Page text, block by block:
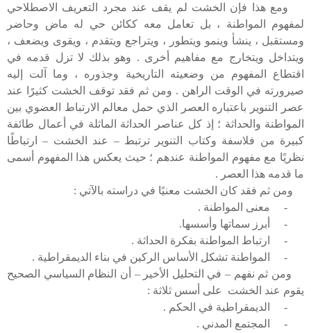
ومع هذا فإن الخشت لم يقف عند مجرد التعريف الاصطلاحي
لمفهوم المواطنة ، بل تعامل معه ككائن حي له ماض وحاضر
ومستقبل ، ينشأ وينمو ويتطور ، ويتراجع ويتقدم ، ويقوى ويضعف ،
ويتداخل ويتخارج مع مفاهيم أخرى . وهو بذلك لا تزل قدمه في
اقتطاع المفهوم من وضعيته التاريخية وجذوره ، وما آلت إليه
صيرورته في الوقت الراهن . ومن ثم فقد توقف الخشت كثيرًا عند
عصر التنوير باعتباره العصر الذي حمل معالم الارتباط العضوي بين
المواطنة والحداثة ؛ إذ كل عناصر الحداثة الماثلة في أعمال طائفة
كبيرة من فلاسفة وكتاب التنوير ترتبط – عند الخشت – ارتباطًا
نظريًا مع مفهوم المواطنة عندهم ؛ حيث يعكس هذا المفهوم أسمى
ما قدمه هذا العصر .
ومن ثم فقد كان الخشت معنيًا في دراسته بالآتي :
-
معنى المواطنة .
-
أبرز سماتها وأسسها.
-
ارتباط المواطنة بفكرة الحداثة .
-
المواطنة تشكل الأساس الركين في بناء الديمقراطية .
ومن ثم نفهم – في التحليل الأخير – أن النظام السياسي الصحيح
يقوم عند الخشت على أسس ثلاثة :
-
الديمقراطية في الحكم .
-
المجتمع المدني .